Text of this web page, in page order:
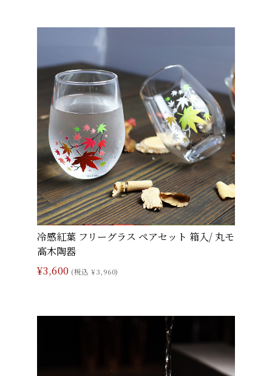
冷感紅葉 フリーグラス ペアセット 箱入/ 丸モ
高木陶器
¥3,600 (税込 ¥3,960)